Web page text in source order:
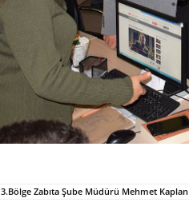
3.Bölge Zabıta Şube Müdürü Mehmet Kaplan